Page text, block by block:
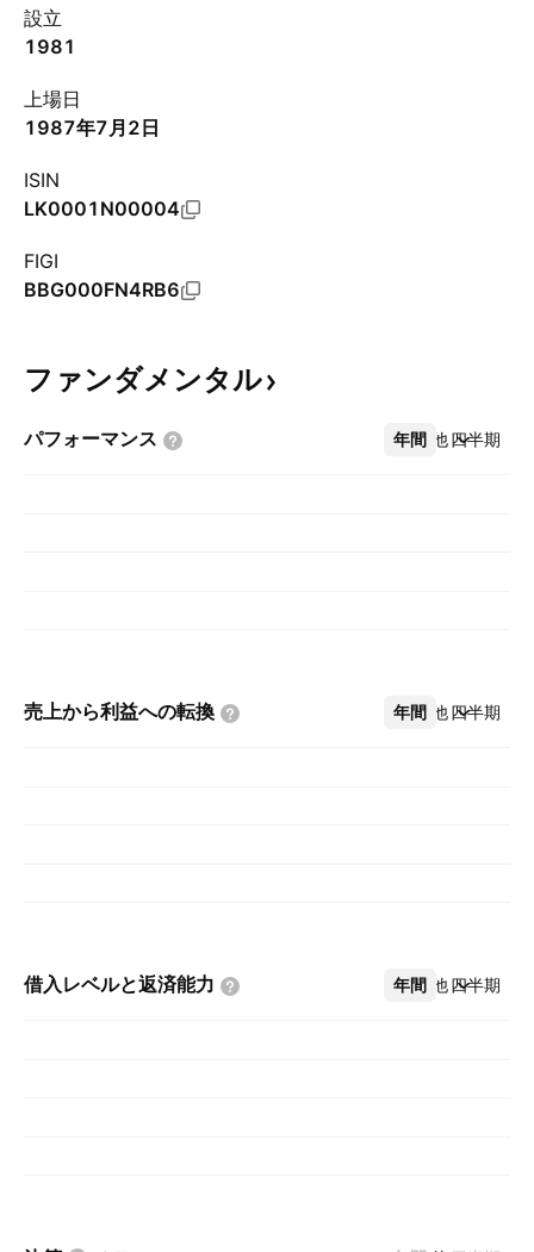
設立
1981
上場日
1987年7月2日
ISIN
LK0001N00004
FIGI
BBG000FN4RB6
ファンダメンタル
パフォーマンス 年間 四半期
その他
売上から利益への転換 年間 四半期
その他
借入レベルと返済能力 年間 四半期
その他